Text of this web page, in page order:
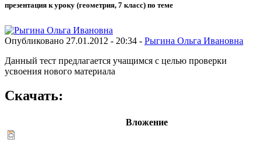
презентация к уроку (геометрия, 7 класс) по теме
Опубликовано 27.01.2012 - 20:34 - Рыгина Ольга Ивановна
Данный тест предлагается учащимся с целью проверки
усвоения нового материала
Скачать:
Вложение